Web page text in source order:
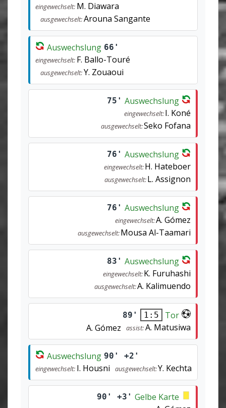
eingewechselt: M. Diawara
ausgewechselt:Arouna Sangante
Auswechslung 66'
eingewechselt: F. Ballo-Touré
ausgewechselt:Y. Zouaoui
75' Auswechslung
eingewechselt:I. Koné
ausgewechselt:Seko Fofana
76' Auswechslung
eingewechselt:H. Hateboer
ausgewechselt:L. Assignon
76' Auswechslung
eingewechselt:A. Gómez
ausgewechselt:Mousa Al-Taamari
83' Auswechslung
eingewechselt:K. Furuhashi
ausgewechselt:A. Kalimuendo
89' 1:5
Tor
A. Gómez
assist:A. Matusiwa
Auswechslung 90' +2'
eingewechselt: I. Housni ausgewechselt:Y. Kechta
90' +3' Gelbe Karte